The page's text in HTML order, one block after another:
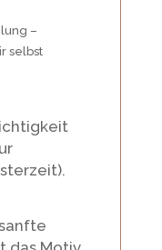
–
selbst